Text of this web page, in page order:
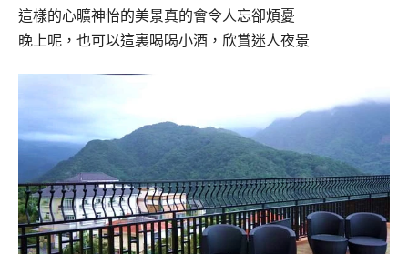
這樣的心曠神怡的美景真的會令人忘卻煩憂
晚上呢，也可以這裏喝喝小酒，欣賞迷人夜景